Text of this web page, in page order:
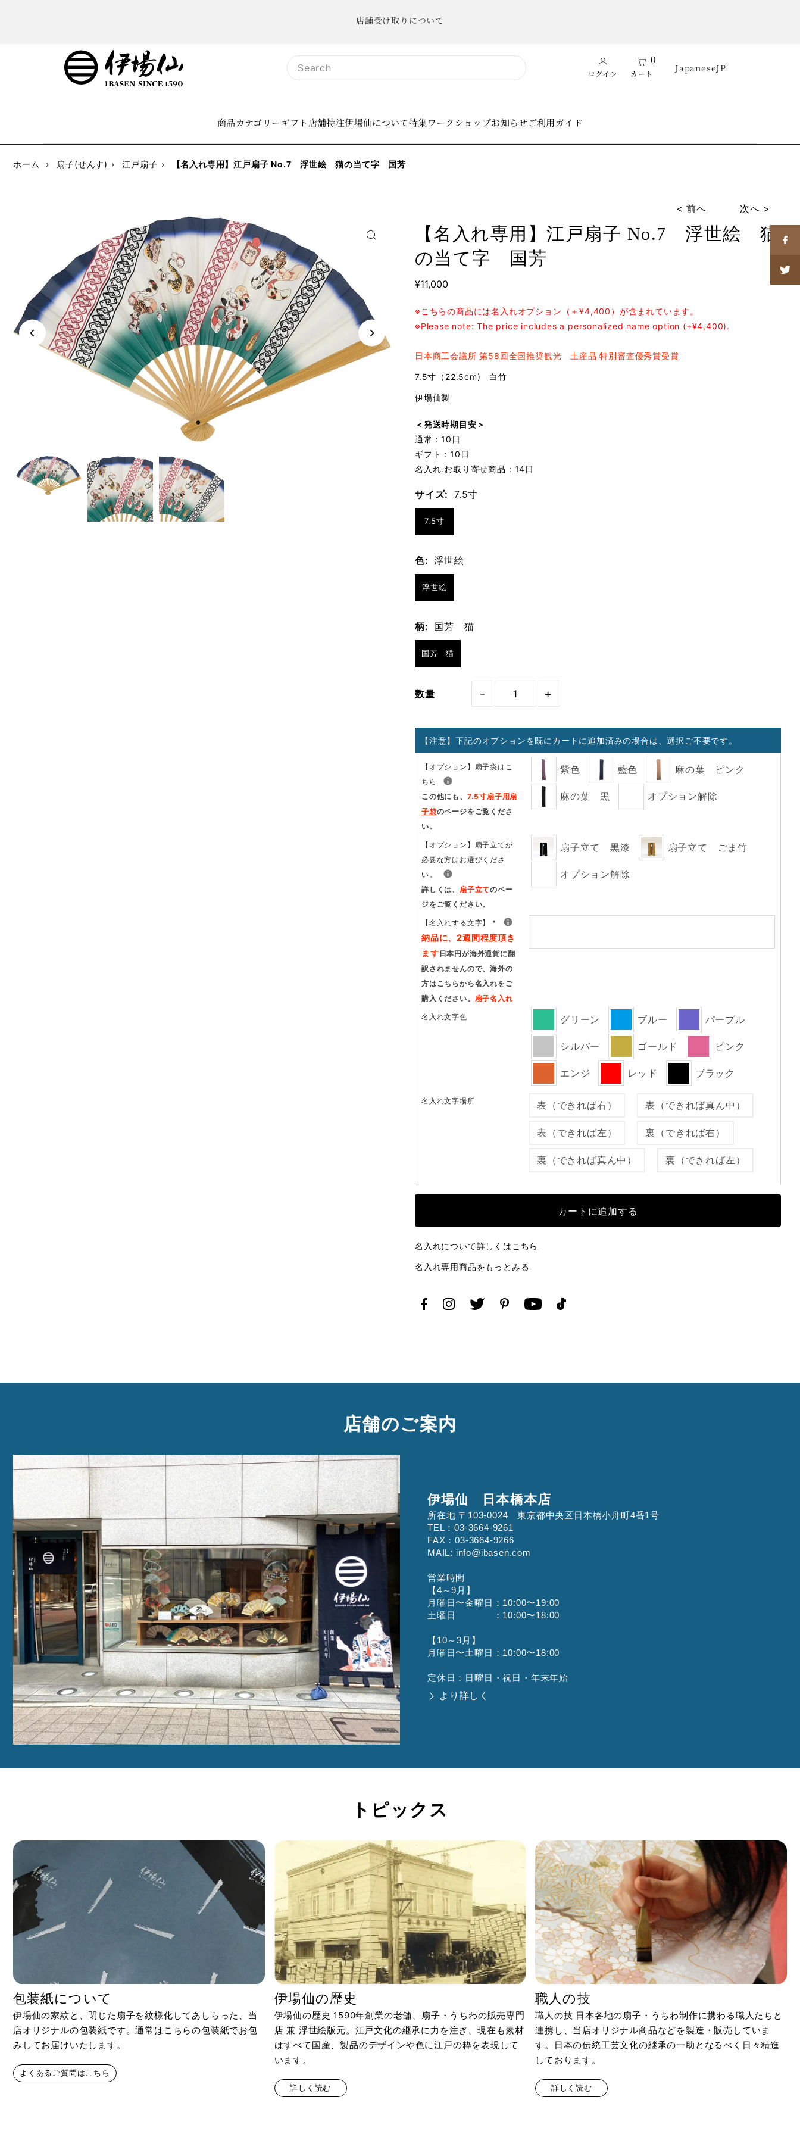
店舗受け取りについて
ログイン
0
カート JapaneseJP
商品カテゴリーギフト 店舗特注伊場仙について特集ワークショップお知らせご利用ガイド
ホーム › 扇子(せんす) › 江戸扇子 › 【名入れ専用】江戸扇子 No.7 浮世絵 猫の当て字 国芳
< 前へ 次へ >
【名入れ専用】江戸扇子 No.7 浮世絵 猫
の当て字 国芳
¥11,000
※こちらの商品には名入れオプション（＋¥4,400）が含まれています。
※Please note: The price includes a personalized name option (+¥4,400).
日本商工会議所 第58回全国推奨観光 土産品 特別審査優秀賞受賞
7.5寸（22.5cm) 白竹
伊場仙製
＜発送時期目安＞
通常：10日
ギフト：10日
名入れ.お取り寄せ商品：14日
サイズ: 7.5寸
7.5寸
色: 浮世絵
浮世絵
柄: 国芳 猫
国芳 猫
数量 - +
【注意】下記のオプションを既にカートに追加済みの場合は、選択ご不要です。
【オプション】扇子袋はこ
ちら
この他にも、 7.5寸扇子用扇
子袋のページをご覧くださ
い。
紫色 藍色 麻の葉 ピンク
麻の葉 黒 オプション解除
【オプション】扇子立てが
必要な方はお選びくださ
い。
詳しくは、 扇子立てのペー
ジをご覧ください。
扇子立て 黒漆 扇子立て ごま竹
オプション解除
【名入れする文字】 *
納品に、2週間程度頂き
ます 日本円が海外通貨に翻
訳されませんので、海外の
方はこちらから名入れをご
購入ください。 扇子名入れ
名入れ文字色 グリーン ブルー パープル
シルバー ゴールド ピンク
エンジ レッド ブラック
名入れ文字場所 表（できれば右） 表（できれば真ん中）
表（できれば左） 裏（できれば右）
裏（できれば真ん中） 裏（できれば左）
名入れについて詳しくはこちら
名入れ専用商品をもっとみる
店舗のご案内
伊場仙 日本橋本店
所在地 〒103-0024 東京都中央区日本橋小舟町4番1号
TEL：03-3664-9261
FAX：03-3664-9266
MAIL: info@ibasen.com
営業時間
【4～9月】
月曜日〜金曜日：10:00〜19:00
土曜日 ：10:00〜18:00
【10～3月】
月曜日〜土曜日：10:00〜18:00
定休日：日曜日・祝日・年末年始
より詳しく
トピックス
包装紙について
伊場仙の家紋と、閉じた扇子を紋様化してあしらった、当
店オリジナルの包装紙です。通常はこちらの包装紙でお包
みしてお届けいたします。
よくあるご質問はこちら
伊場仙の歴史
伊場仙の歴史 1590年創業の老舗、扇子・うちわの販売専門
店 兼 浮世絵版元。江戸文化の継承に力を注ぎ、現在も素材
はすべて国産、製品のデザインや色に江戸の粋を表現して
います。
詳しく読む
職人の技
職人の技 日本各地の扇子・うちわ制作に携わる職人たちと
連携し、当店オリジナル商品などを製造・販売していま
す。日本の伝統工芸文化の継承の一助となるべく日々精進
しております。
詳しく読む